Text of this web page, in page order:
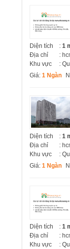
Diện tích : 1
Địa chỉ
:
Khu vực
:
Giá: 1 Ngàn
Diện tích : 1
Địa chỉ
:
Khu vực
:
Giá: 1 Ngàn
Diện tích : 1
Địa chỉ
:
Khu vực
: